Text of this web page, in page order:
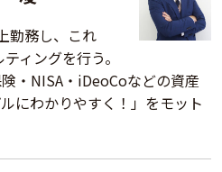
勤務し、これ
ィングを行う。
・NISA・iDeoCoなどの資産
にわかりやすく！」をモット